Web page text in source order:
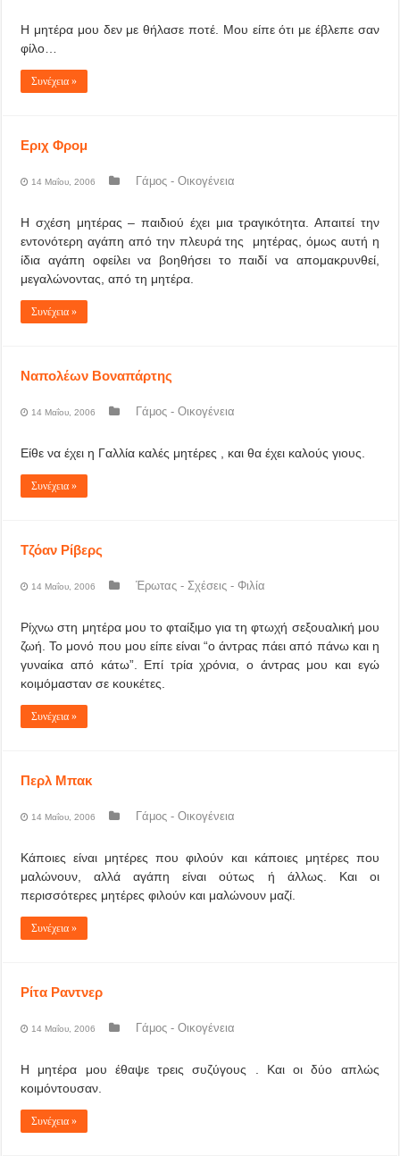
Η μητέρα μου δεν με θήλασε ποτέ. Μου είπε ότι με έβλεπε σαν
φίλο…
Συνέχεια »
Εριχ Φρομ
14 Μαΐου, 2006 Γάμος - Οικογένεια
Η σχέση μητέρας – παιδιού έχει μια τραγικότητα. Απαιτεί την
εντονότερη αγάπη από την πλευρά της μητέρας, όμως αυτή η
ίδια αγάπη οφείλει να βοηθήσει το παιδί να απομακρυνθεί,
μεγαλώνοντας, από τη μητέρα.
Συνέχεια »
Ναπολέων Βοναπάρτης
14 Μαΐου, 2006 Γάμος - Οικογένεια
Είθε να έχει η Γαλλία καλές μητέρες , και θα έχει καλούς γιους.
Συνέχεια »
Τζόαν Ρίβερς
14 Μαΐου, 2006 Έρωτας - Σχέσεις - Φιλία
Ρίχνω στη μητέρα μου το φταίξιμο για τη φτωχή σεξουαλική μου
ζωή. Το μονό που μου είπε είναι “ο άντρας πάει από πάνω και η
γυναίκα από κάτω”. Επί τρία χρόνια, ο άντρας μου και εγώ
κοιμόμασταν σε κουκέτες.
Συνέχεια »
Περλ Μπακ
14 Μαΐου, 2006 Γάμος - Οικογένεια
Κάποιες είναι μητέρες που φιλούν και κάποιες μητέρες που
μαλώνουν, αλλά αγάπη είναι ούτως ή άλλως. Και οι
περισσότερες μητέρες φιλούν και μαλώνουν μαζί.
Συνέχεια »
Ρίτα Ραντνερ
14 Μαΐου, 2006 Γάμος - Οικογένεια
Η μητέρα μου έθαψε τρεις συζύγους . Και οι δύο απλώς
κοιμόντουσαν.
Συνέχεια »